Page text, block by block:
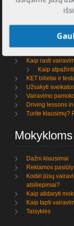
Informacija
Kaip išsirinkti
Ką rašo
Kaip rasti
Kaip
KET bilietai ir
Užsakyti
Vairavimo
Driving lessons
Turite klausimų?
Dažni klausimai
Reklamos
Kodėl jūsų
atsiliepimai?
Kaip atidaryti
Kaip tapti
Taisyklės